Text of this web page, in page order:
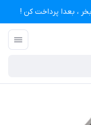
، بعدا پرداخت کن !